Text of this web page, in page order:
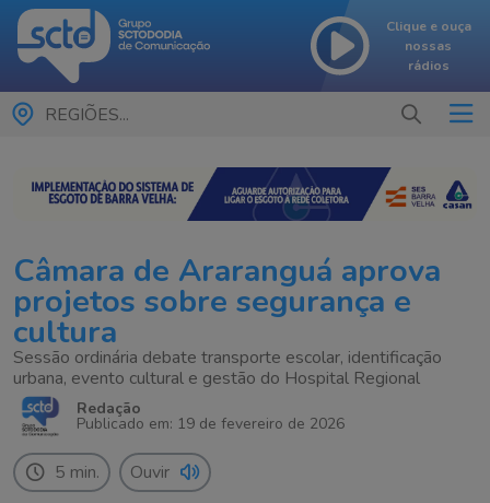
Clique e ouça
nossas
rádios
REGIÕES...
Câmara de Araranguá aprova
projetos sobre segurança e
cultura
Sessão ordinária debate transporte escolar, identificação
urbana, evento cultural e gestão do Hospital Regional
Redação
Publicado em: 19 de fevereiro de 2026
5 min. Ouvir